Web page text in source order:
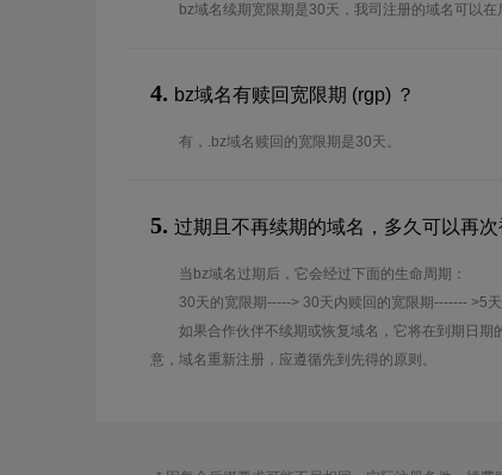
bz域名续期宽限期是30天，我司注册的域名可以在
4. bz域名有赎回宽限期 (rgp) ？
有，.bz域名赎回的宽限期是30天。
5. 过期且不再续期的域名，多久可以再次
当bz域名过期后，它会经过下面的生命周期：
30天的宽限期-----> 30天内赎回的宽限期------- >5
如果合作伙伴不续期或恢复域名，它将在到期日期
意，域名重新注册，应遵循先到先得的原则。